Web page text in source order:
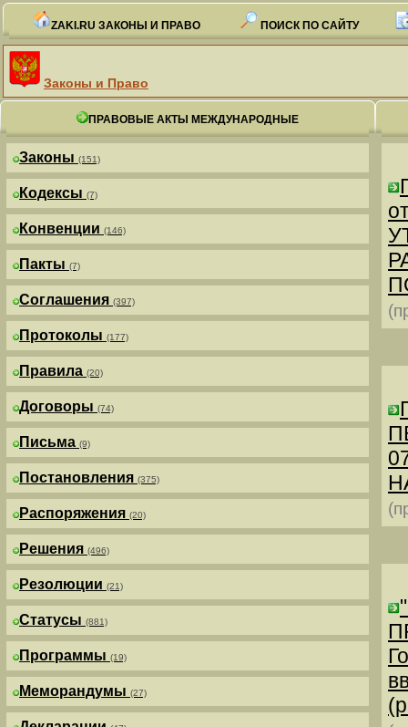
ZAKI.RU ЗАКОНЫ И ПРАВО ПОИСК ПО САЙТУ
Законы и Право
ПРАВОВЫЕ АКТЫ МЕЖДУНАРОДНЫЕ
Законы (151)
Кодексы (7)
Конвенции (146)
Пакты (7)
Соглашения (397)
Протоколы (177)
Правила (20)
Договоры (74)
Письма (9)
Постановления (375)
Распоряжения (20)
Решения (496)
Резолюции (21)
Статусы (881)
Программы (19)
Меморандумы (27)